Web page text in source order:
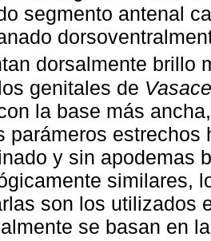
segmento antenal
dorsalmente brillo
genitales de
la base más
parámeros
y sin apodemas
similares,
son los utilizados
se basan en